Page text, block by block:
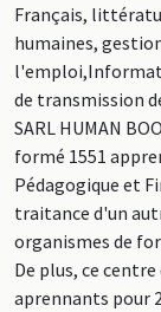
Français,
humaines,
de transmission
SARL HUMAN
formé 1551
Pédagogique et
traitance d'un
organismes de
De plus, ce
aprennants pour